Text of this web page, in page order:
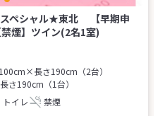
スペシャル★東北 【早期申
煙】ツイン(2名1室)
長さ190cm（2台）
さ190cm（1台）
トイレ 禁煙